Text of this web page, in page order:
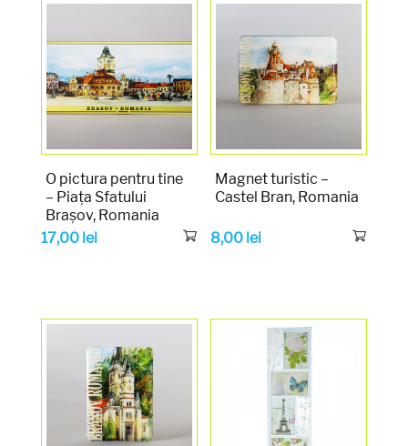
O pictura pentru tine
– Piața Sfatului
Brașov, Romania
17,00 lei
Magnet turistic –
Castel Bran, Romania
8,00 lei